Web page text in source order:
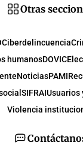
Otras
Ciberdelincuencia
humanosDOVIC
NoticiasPAMI
SIFRAIUsuarios
Violencia